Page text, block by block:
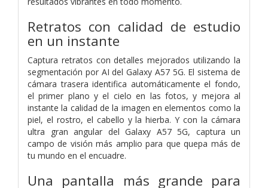
Retratos con calidad de estudio
en un instante
Captura retratos con detalles mejorados utilizando la
segmentación por AI del Galaxy A57 5G. El sistema de
cámara trasera identifica automáticamente el fondo,
el primer plano y el cielo en las fotos, y mejora al
instante la calidad de la imagen en elementos como la
piel, el rostro, el cabello y la hierba. Y con la cámara
ultra gran angular del Galaxy A57 5G, captura un
campo de visión más amplio para que quepa más de
tu mundo en el encuadre.
Una pantalla más grande para